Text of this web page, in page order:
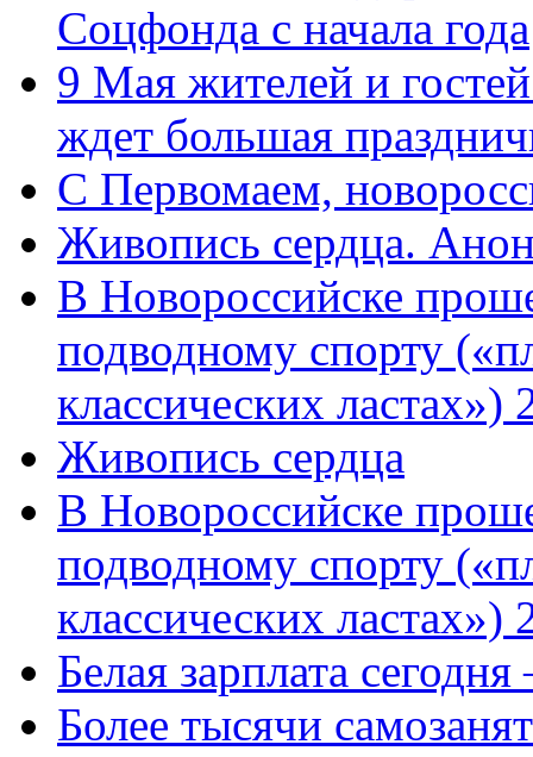
Соцфонда с начала года
9 Мая жителей и
ждет большая
C Первомаем,
Живопись сердца.
В Новороссийске
подводному спорту
классических
Живопись сердца
В Новороссийске
подводному спорту
классических ластах»)
Белая зарплата
Более тысячи